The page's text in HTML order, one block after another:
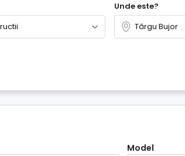
Unde este?
Model